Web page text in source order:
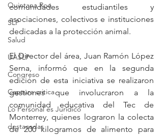
Quintana Roo
SLP
Salud
UASLP
Congreso
Captura critica
Lo Personal es Jurídico
destacadas
comunidades estudiantiles y
asociaciones, colectivos e instituciones
dedicadas a la protección animal.
El Director del área, Juan Ramón López
Serna, informó que en la segunda
edición de esta iniciativa se realizaron
gestiones que involucraron a la
comunidad educativa del Tec de
Monterrey, quienes lograron la colecta
de 200 kilogramos de alimento para